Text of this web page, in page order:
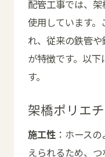
配管工事では、
使用しています
れ、従来の鉄管
が特徴です。以
す。
架橋ポリエ
施工性：ホース
えられるため、つ